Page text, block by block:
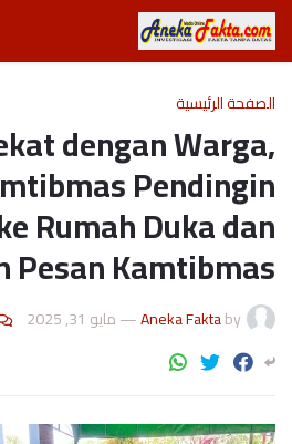
الصفحة الرئيسية
dengan Warga,
Pendingin
Rumah Duka dan
Pesan Kamtibmas
by
Aneka Fakta
—مايو 31, 2025